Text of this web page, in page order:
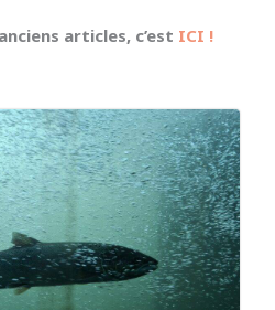
articles, c’est ICI !